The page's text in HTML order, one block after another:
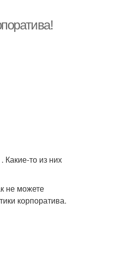
Какие-то из них
не можете
корпоратива.